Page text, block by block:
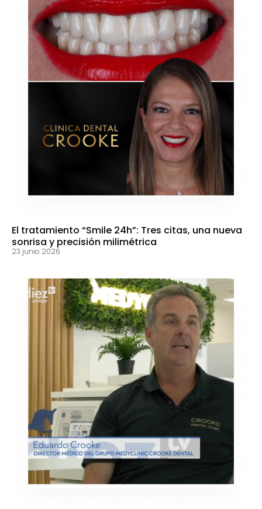
El tratamiento “Smile 24h”: Tres citas, una nueva
sonrisa y precisión milimétrica
23 junio 2026